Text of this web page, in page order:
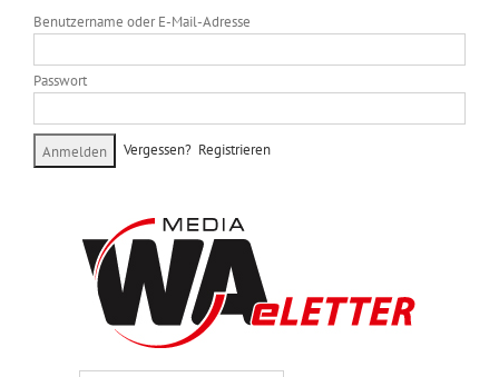
Benutzername oder E-Mail-Adresse
Passwort
Vergessen? Registrieren